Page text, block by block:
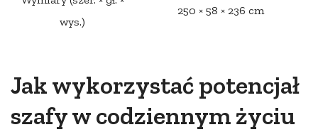
wys.)
250 × 58 × 236 cm
Jak wykorzystać potencjał
szafy w codziennym życiu